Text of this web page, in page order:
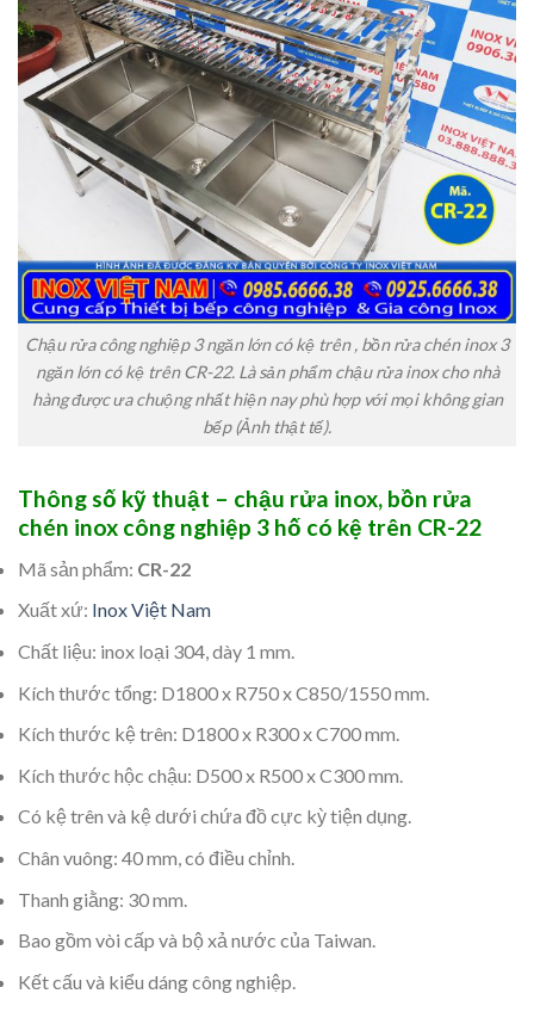
Chậu rửa công nghiệp 3 ngăn lớn có kệ trên , bồn rửa chén inox 3
ngăn lớn có kệ trên CR-22. Là sản phẩm chậu rửa inox cho nhà
hàng được ưa chuộng nhất hiện nay phù hợp với mọi không gian
bếp (Ảnh thật tế).
Thông số kỹ thuật – chậu rửa inox, bồn rửa
chén inox công nghiệp 3 hố có kệ trên CR-22
Mã sản phẩm: CR-22
Xuất xứ: Inox Việt Nam
Chất liệu: inox loại 304, dày 1 mm.
Kích thước tổng: D1800 x R750 x C850/1550 mm.
Kích thước kệ trên: D1800 x R300 x C700 mm.
Kích thước hộc chậu: D500 x R500 x C300 mm.
Có kệ trên và kệ dưới chứa đồ cực kỳ tiện dụng.
Chân vuông: 40 mm, có điều chỉnh.
Thanh giằng: 30 mm.
Bao gồm vòi cấp và bộ xả nước của Taiwan.
Kết cấu và kiểu dáng công nghiệp.